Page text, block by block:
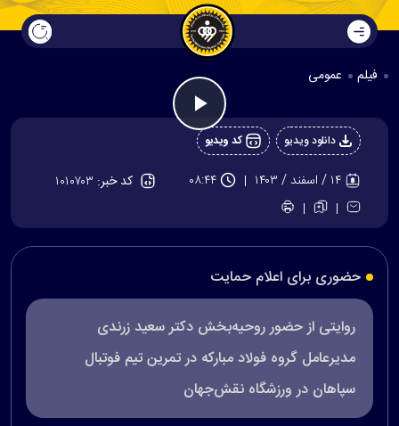
فیلم عمومی
Play
کد ویدیو دانلود ویدیو
کد خبر: ۱۰۱۰۷۰۳
حضوری برای اعلام حمایت
روایتی از حضور روحیه‌بخش دکتر سعید زرندی
مدیرعامل گروه فولاد مبارکه در تمرین تیم فوتبال
سپاهان در ورزشگاه نقش‌جهان